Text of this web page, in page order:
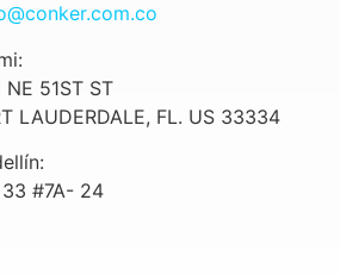
NE 51ST ST
LAUDERDALE, FL. US 33334
#7A- 24